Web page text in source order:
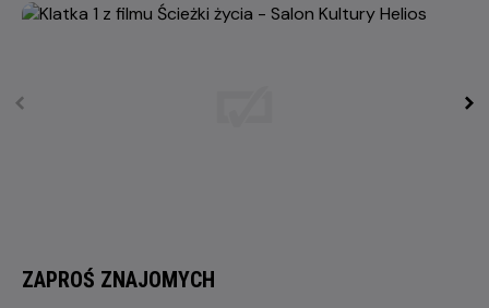
ZAPROŚ ZNAJOMYCH